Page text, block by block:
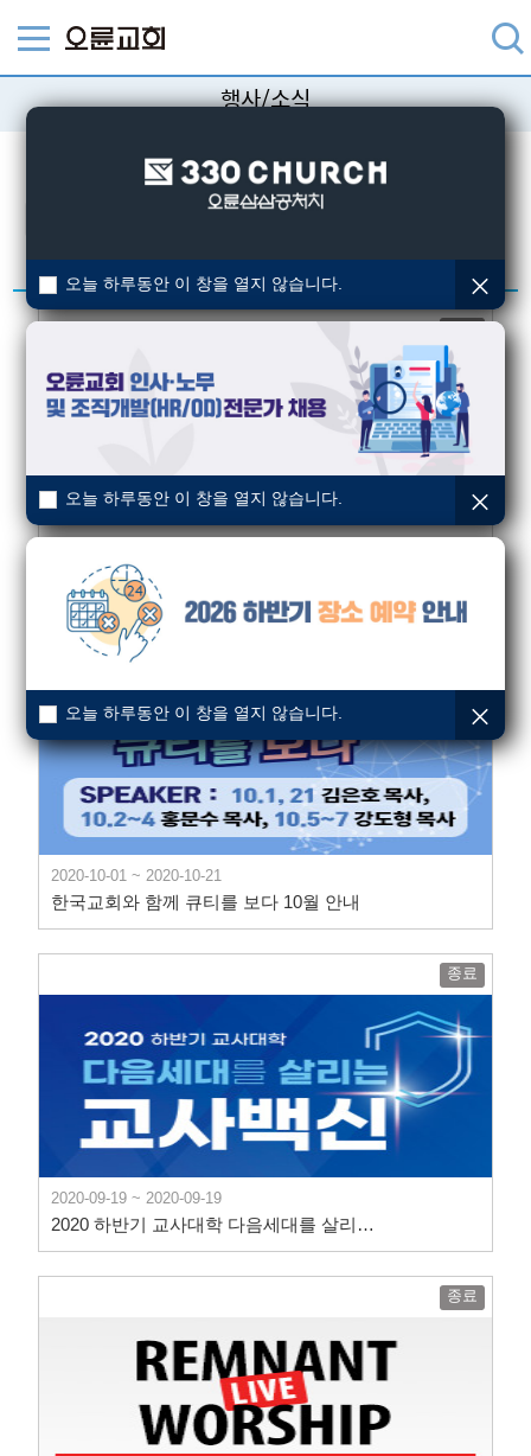
행사/소식
교회의 다양한 행사/소식을 알려드립니다.
검색
2020 스탠드펌
2020-10-01 ~ 2020-10-21
한국교회와 함께 큐티를 보다 10월 안내
종료
2020-09-19 ~ 2020-09-19
2020 하반기 교사대학 다음세대를 살리는 교사백신
종료
오늘 하루동안 이 창을 열지 않습니다.
오늘 하루동안 이 창을 열지 않습니다.
오늘 하루동안 이 창을 열지 않습니다.